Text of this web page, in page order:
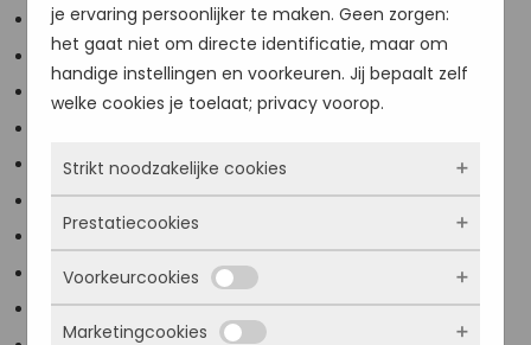
Monochroom
Donker contrast
Licht contrast
Hoge kleur verzadiging
Links markeren
Scherm lezer
Lees modus
je ervaring persoonlijker te maken. Geen zorgen:
het gaat niet om directe identificatie, maar om
handige instellingen en voorkeuren. Jij bepaalt zelf
welke cookies je toelaat; privacy voorop.
Strikt noodzakelijke cookies
Deze cookies zorgen ervoor dat de website
überhaupt werkt. Ze zijn dus altijd actief en
kunnen niet worden uitgezet. Meestal worden
ze alleen geplaatst als jij iets doet, zoals
Prestatiecookies
Met deze cookies zien we hoe vaak onze site
bezocht wordt, waar bezoekers vandaan
Voorkeurcookies
Marketingcookies